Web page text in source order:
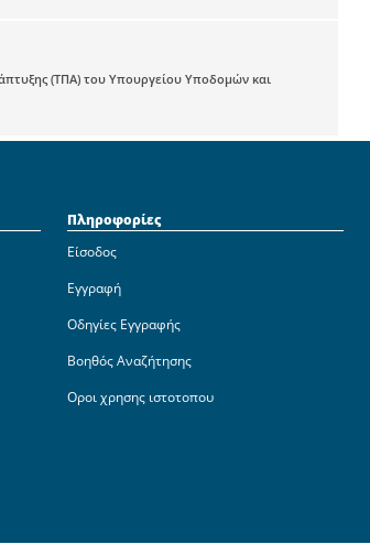
(ΤΠΑ) του Υπουργείου Υποδομών και
Πληροφορίες
Είσοδος
Εγγραφή
Οδηγίες Εγγραφής
Βοηθός Αναζήτησης
Οροι χρησης ιστοτοπου